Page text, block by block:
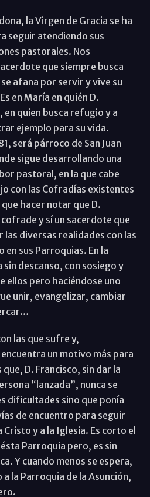
la Virgen de Gracia se ha
seguir atendiendo sus
pastorales. Nos
que siempre busca
afana por servir y vive su
en María en quién D.
en quien busca refugio y a
ejemplo para su vida.
será párroco de San Juan
sigue desarrollando una
pastoral, en la que cabe
con las Cofradías existentes
hacer notar que D.
y sí un sacerdote que
las diversas realidades con las
sus Parroquias. En la
descanso, con sosiego y
ellos pero haciéndose uno
unir, evangelizar, cambiar
las que sufre y,
un motivo más para
D. Francisco, sin dar la
“lanzada”, nunca se
dificultades sino que ponía
de encuentro para seguir
y a la Iglesia. Es corto el
Parroquia pero, es sin
Y cuando menos se espera,
a la Parroquia de la Asunción,